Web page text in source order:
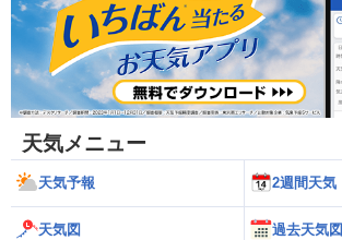
天気メニュー
天気予報 2週間天気
天気図 過去天気図